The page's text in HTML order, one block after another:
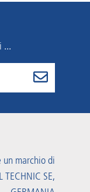
...
un marchio di
TECHNIC SE,